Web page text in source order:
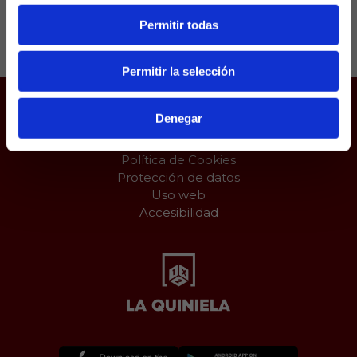
Permitir todas
Permitir la selección
Denegar
Juego responsable
Aviso Legal
Política de Cookies
Protección de datos
Uso web
Accesibilidad